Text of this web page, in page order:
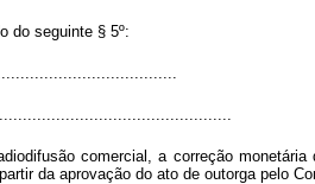
do seguinte § 5º:
comercial, a correção
da aprovação do ato de outorga pelo